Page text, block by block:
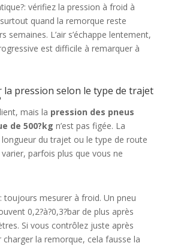
vérifiez la pression à froid à
quand la remorque reste
semaines. L’air s’échappe lentement,
est difficile à remarquer à
la pression selon le type de trajet
mais la pression des pneus
de 500?kg n’est pas figée. La
du trajet ou le type de route
parfois plus que vous ne
toujours mesurer à froid. Un pneu
0,2?à?0,3?bar de plus après
Si vous contrôlez juste après
la remorque, cela fausse la